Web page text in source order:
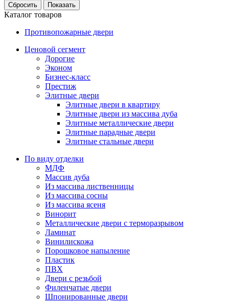
Каталог товаров
Противопожарные двери
Ценовой сегмент
Дорогие
Эконом
Бизнес-класс
Престиж
Элитные двери
Элитные двери в квартиру
Элитные двери из массива дуба
Элитные металлические двери
Элитные парадные двери
Элитные стальные двери
По виду отделки
МДФ
Массив дуба
Из массива лиственницы
Из массива сосны
Из массива ясеня
Винорит
Металлические двери с терморазрывом
Ламинат
Винилискожа
Порошковое напыление
Пластик
ПВХ
Двери с резьбой
Филенчатые двери
Шпонированные двери